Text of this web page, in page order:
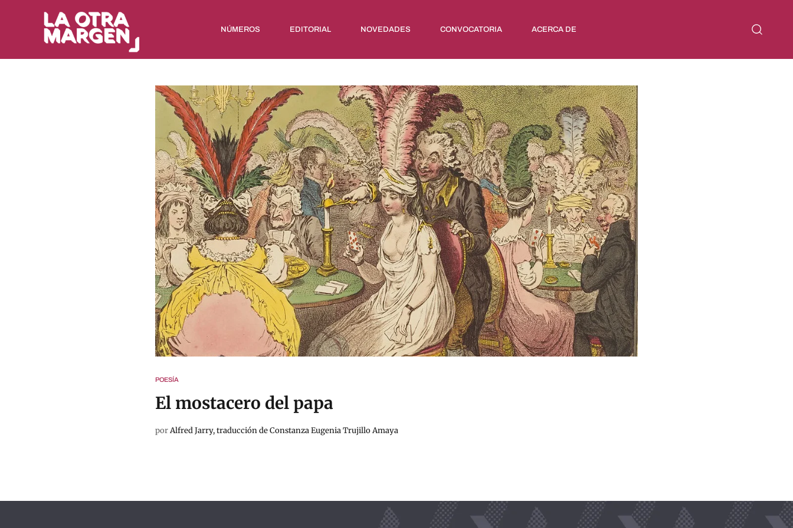
NÚMEROS EDITORIAL NOVEDADES CONVOCATORIA ACERCA DE
POESÍA
El mostacero del papa
porAlfred Jarry, traducción de Constanza Eugenia Trujillo Amaya